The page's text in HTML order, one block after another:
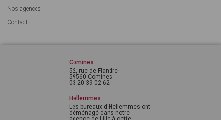
Nos agences
Contact
Comines
52, rue de Flandre
59560 Comines
03 20 39 02 62
Hellemmes
Les bureaux d'Hellemmes ont
déménagé dans notre